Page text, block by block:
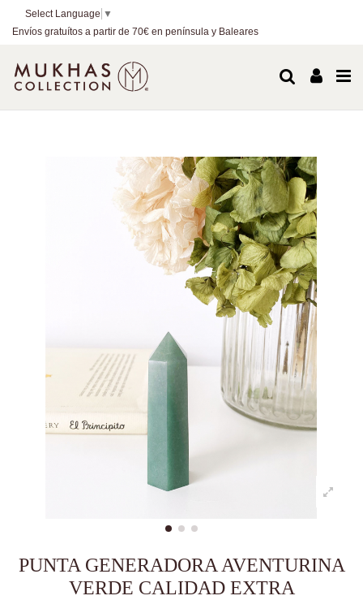
Select Language ▼
Envíos gratuítos a partir de 70€ en península y Baleares
PUNTA GENERADORA AVENTURINA
VERDE CALIDAD EXTRA